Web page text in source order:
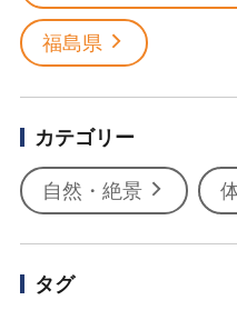
福島県
カテゴリー
自然・絶景
タグ